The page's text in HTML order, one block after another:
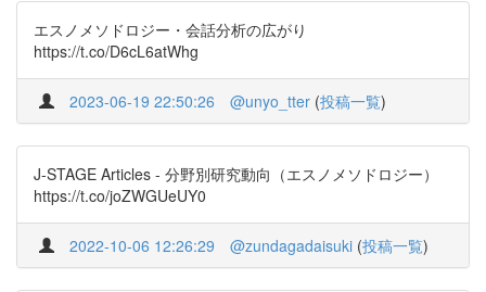
エスノメソドロジー・会話分析の広がり
https://t.co/D6cL6atWhg
2023-06-19 22:50:26 @unyo_tter (投稿一覧)
J-STAGE Articles - 分野別研究動向（エスノメソドロジー）
https://t.co/joZWGUeUY0
2022-10-06 12:26:29 @zundagadaisuki (投稿一覧)